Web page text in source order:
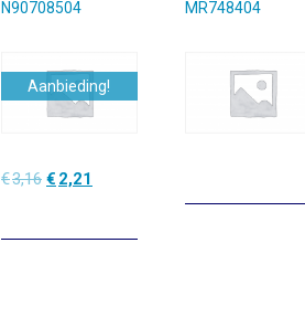
N90708504
Aanbieding!
€3,16 Oorspronkelijke
€3,16.
€ 2,21
€2,21.
MR748404